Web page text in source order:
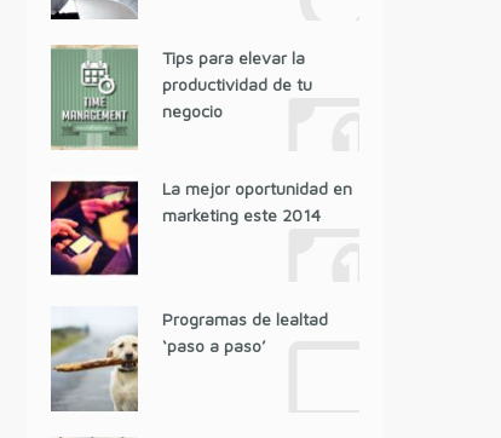
Tips para elevar la
productividad de tu
negocio
La mejor oportunidad en
marketing este 2014
Programas de lealtad
‘paso a paso’